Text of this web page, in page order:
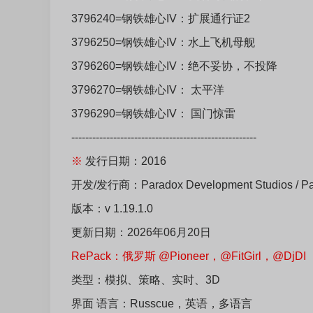
3796240=钢铁雄心IV：扩展通行证2
3796250=钢铁雄心IV：水上飞机母舰
3796260=钢铁雄心IV：绝不妥协，不投降
3796270=钢铁雄心IV： 太平洋
3796290=钢铁雄心IV： 国门惊雷
-----------------------------------------------------
※ 发行日期：2016
开发/发行商：Paradox Development Studios /
版本：v 1.19.1.0
更新日期：2026年06月20日
RePack：俄罗斯 @Pioneer，@FitGirl，@DjDI
类型：模拟、策略、实时、3D
界面 语言：Russcue，英语，多语言